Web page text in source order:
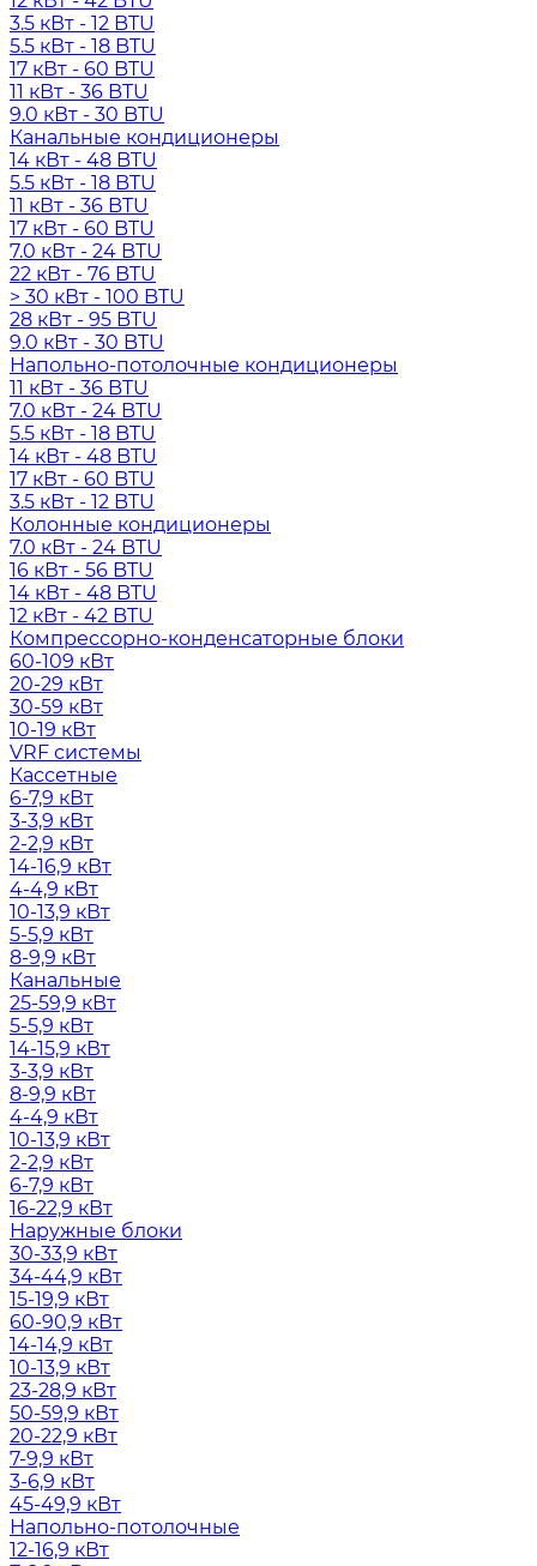
3.5 кВт - 12 BTU
5.5 кВт - 18 BTU
17 кВт - 60 BTU
11 кВт - 36 BTU
9.0 кВт - 30 BTU
Канальные кондиционеры
14 кВт - 48 BTU
5.5 кВт - 18 BTU
11 кВт - 36 BTU
17 кВт - 60 BTU
7.0 кВт - 24 BTU
22 кВт - 76 BTU
> 30 кВт - 100 BTU
28 кВт - 95 BTU
9.0 кВт - 30 BTU
Напольно-потолочные кондиционеры
11 кВт - 36 BTU
7.0 кВт - 24 BTU
5.5 кВт - 18 BTU
14 кВт - 48 BTU
17 кВт - 60 BTU
3.5 кВт - 12 BTU
Колонные кондиционеры
7.0 кВт - 24 BTU
16 кВт - 56 BTU
14 кВт - 48 BTU
12 кВт - 42 BTU
Компрессорно-конденсаторные блоки
60-109 кВт
20-29 кВт
30-59 кВт
10-19 кВт
VRF системы
Кассетные
6-7,9 кВт
3-3,9 кВт
2-2,9 кВт
14-16,9 кВт
4-4,9 кВт
10-13,9 кВт
5-5,9 кВт
8-9,9 кВт
Канальные
25-59,9 кВт
5-5,9 кВт
14-15,9 кВт
3-3,9 кВт
8-9,9 кВт
4-4,9 кВт
10-13,9 кВт
2-2,9 кВт
6-7,9 кВт
16-22,9 кВт
Наружные блоки
30-33,9 кВт
34-44,9 кВт
15-19,9 кВт
60-90,9 кВт
14-14,9 кВт
10-13,9 кВт
23-28,9 кВт
50-59,9 кВт
20-22,9 кВт
7-9,9 кВт
3-6,9 кВт
45-49,9 кВт
Напольно-потолочные
12-16,9 кВт